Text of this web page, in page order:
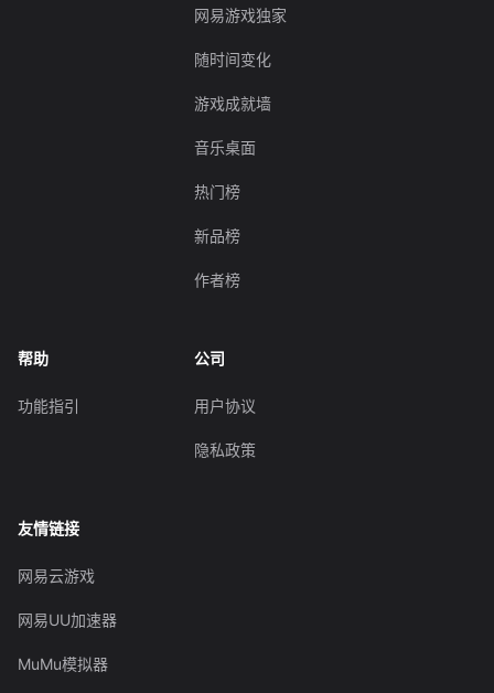
网易游戏独家
随时间变化
游戏成就墙
音乐桌面
热门榜
新品榜
作者榜
帮助
功能指引
公司
用户协议
隐私政策
友情链接
网易云游戏
网易UU加速器
MuMu模拟器